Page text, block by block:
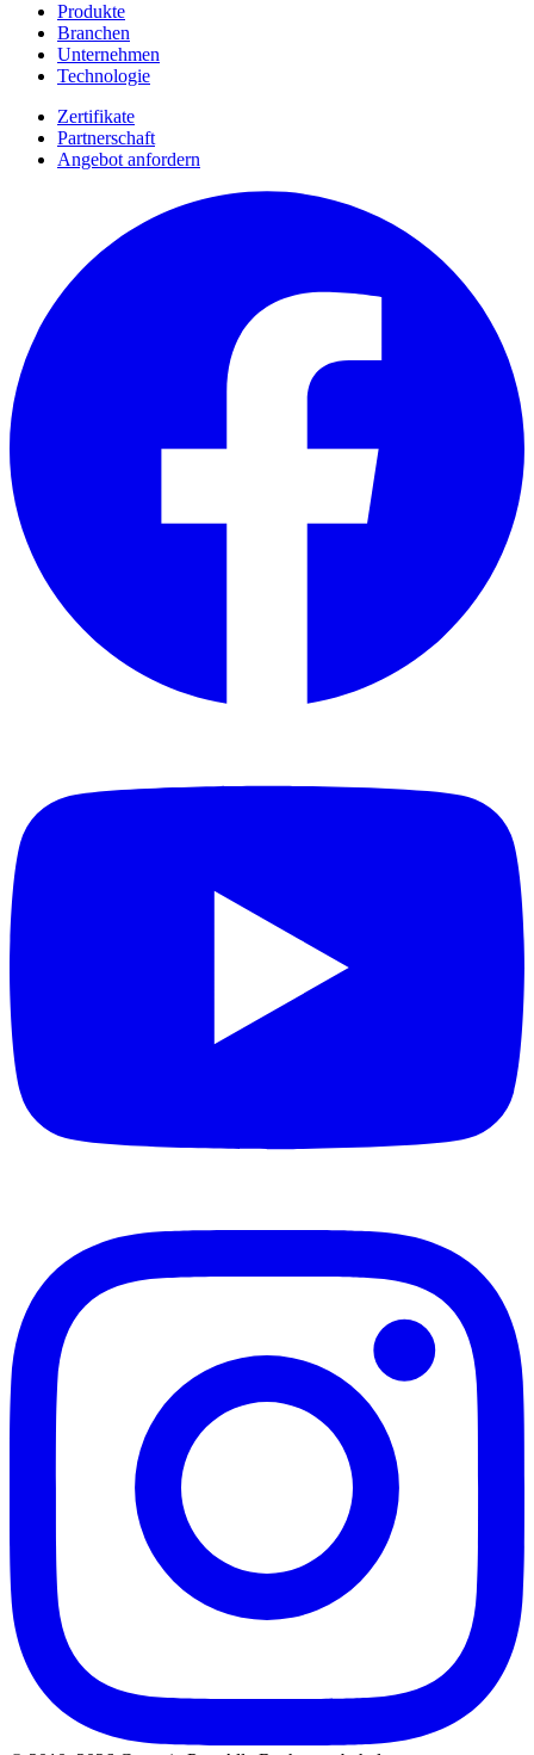
Produkte
Branchen
Unternehmen
Technologie
Zertifikate
Partnerschaft
Angebot anfordern